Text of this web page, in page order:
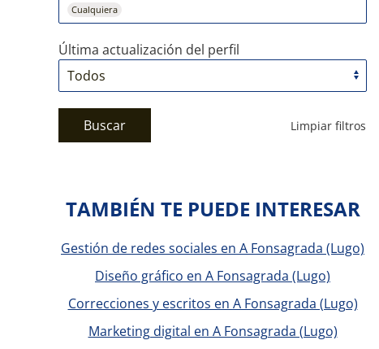
Cualquiera
Última actualización del perfil
Buscar Limpiar filtros
TAMBIÉN TE PUEDE INTERESAR
Gestión de redes sociales en A Fonsagrada (Lugo)
Diseño gráfico en A Fonsagrada (Lugo)
Correcciones y escritos en A Fonsagrada (Lugo)
Marketing digital en A Fonsagrada (Lugo)